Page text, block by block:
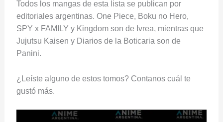
Todos los mangas de esta lista se publican por
editoriales argentinas. One Piece, Boku no Hero,
SPY x FAMILY y Kingdom son de Ivrea, mientras que
Jujutsu Kaisen y Diarios de la Boticaria son de
Panini.
¿Leíste alguno de estos tomos? Contanos cuál te
gustó más.